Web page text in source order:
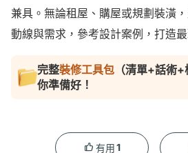
兼具。無論租屋、購屋或規劃裝潢
動線與需求，參考設計案例，打造
完整裝修工具包 （清單+話術
你準備好！
有用1